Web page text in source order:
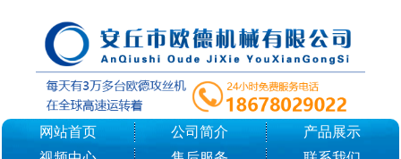
网站首页 公司简介
产品展示